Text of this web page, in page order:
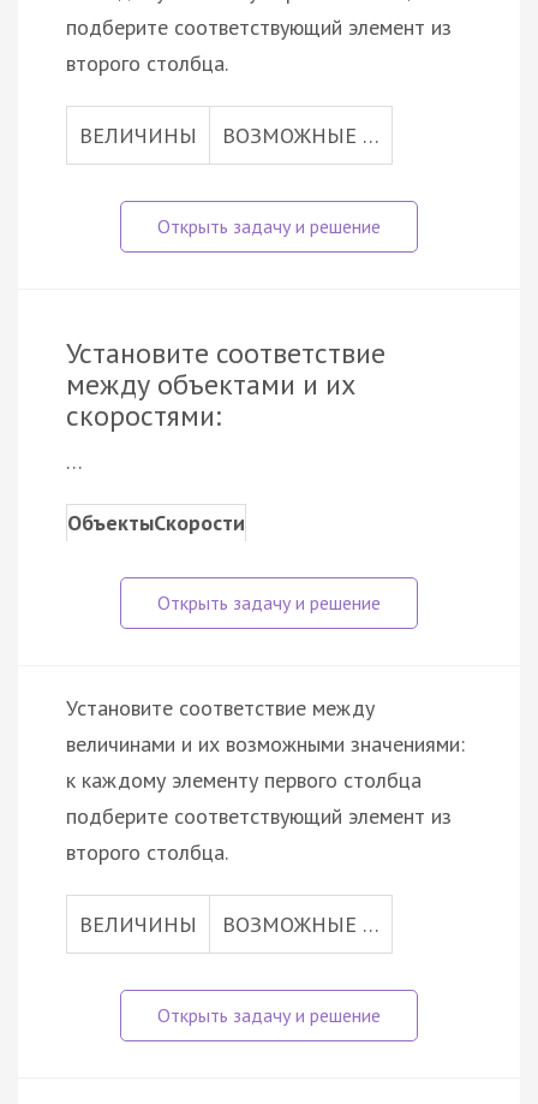
подберите соответствующий элемент из
второго столбца.
ВЕЛИЧИНЫ ВОЗМОЖНЫЕ …
Установите соответствие
между объектами и их
скоростями:
…
ОбъектыСкорости
Установите соответствие между
величинами и их возможными значениями:
к каждому элементу первого столбца
подберите соответствующий элемент из
второго столбца.
ВЕЛИЧИНЫ ВОЗМОЖНЫЕ …